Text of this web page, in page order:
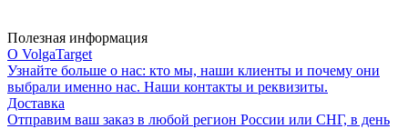
Полезная информация
О VolgaTarget
Узнайте больше о нас: кто мы, наши клиенты и почему они
выбрали именно нас. Наши контакты и реквизиты.
Доставка
Отправим ваш заказ в любой регион России или СНГ, в день